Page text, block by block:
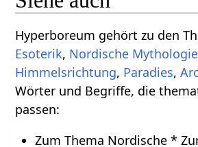
Hyperboreum gehört zu den
Esoterik, Nordische Mythologie
Himmelsrichtung, Paradies,
Wörter und Begriffe, die
passen:
Zum Thema Nordische *